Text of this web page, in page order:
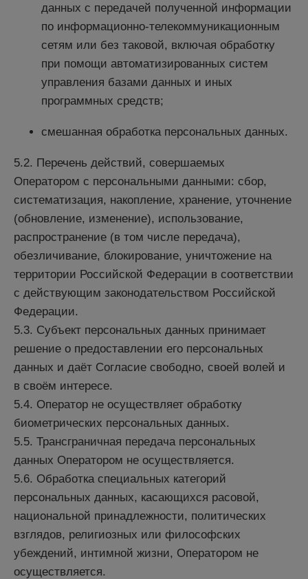
данных с передачей полученной информации
по информационно-телекоммуникационным
сетям или без таковой, включая обработку
при помощи автоматизированных систем
управления базами данных и иных
программных средств;
смешанная обработка персональных данных.
5.2. Перечень действий, совершаемых
Оператором с персональными данными: сбор,
систематизация, накопление, хранение, уточнение
(обновление, изменение), использование,
распространение (в том числе передача),
обезличивание, блокирование, уничтожение на
территории Российской Федерации в соответствии
с действующим законодательством Российской
Федерации.
5.3. Субъект персональных данных принимает
решение о предоставлении его персональных
данных и даёт Согласие свободно, своей волей и
в своём интересе.
5.4. Оператор не осуществляет обработку
биометрических персональных данных.
5.5. Трансграничная передача персональных
данных Оператором не осуществляется.
5.6. Обработка специальных категорий
персональных данных, касающихся расовой,
национальной принадлежности, политических
взглядов, религиозных или философских
убеждений, интимной жизни, Оператором не
осуществляется.